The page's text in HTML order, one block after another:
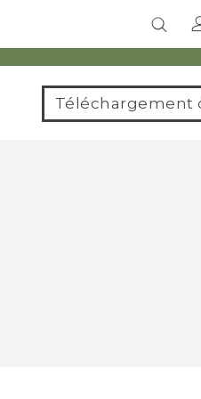
Téléchargement